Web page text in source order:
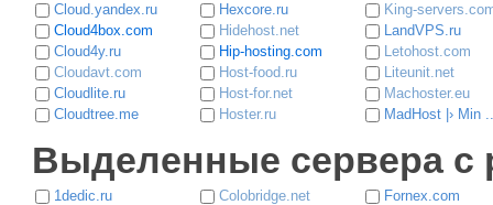
Cloud.yandex.ru
Cloud4box.com
Cloud4y.ru
Cloudavt.com
Cloudlite.ru
Cloudtree.me
Hexcore.ru
Hidehost.net
Hip-hosting.com
Host-food.ru
Host-for.net
Hoster.ru
King-
LandVPS.ru
Letohost.com
Liteunit.net
Machoster.eu
MadHost |› Min
Выделенные сервера с
1dedic.ru
Colobridge.net
Fornex.com